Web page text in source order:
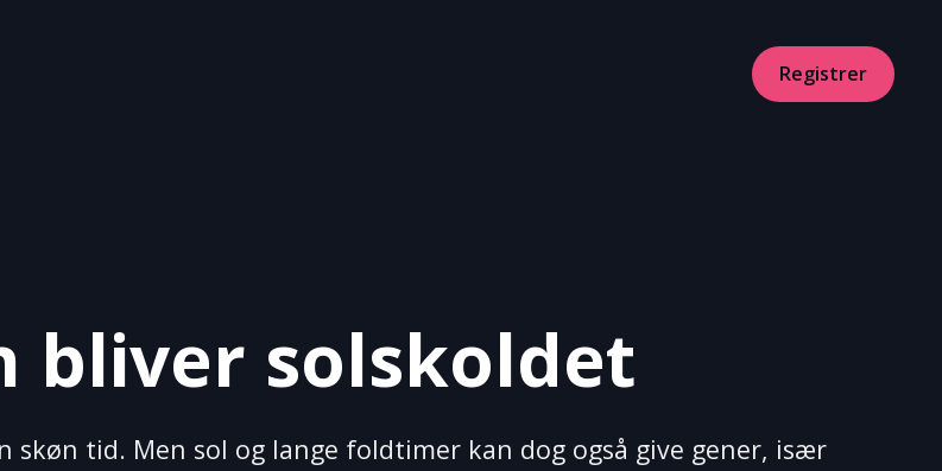
Registrer
bliver solskoldet
tid. Men sol og lange foldtimer kan dog også give gener, især